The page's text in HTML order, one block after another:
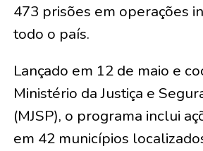
473 prisões em operações
todo o país.
Lançado em 12 de maio e
Ministério da Justiça e
(MJSP), o programa inclui
em 42 municípios